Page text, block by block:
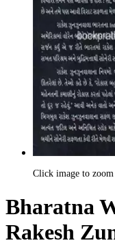
Click image to zoom
Bharatna
Rakesh